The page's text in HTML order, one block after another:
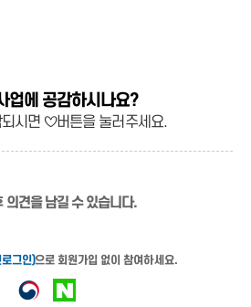
업에 공감하시나요?
되시면 ♡버튼을 눌러주세요.
의견을 남길 수 있습니다.
그인)으로 회원가입 없이 참여하세요.